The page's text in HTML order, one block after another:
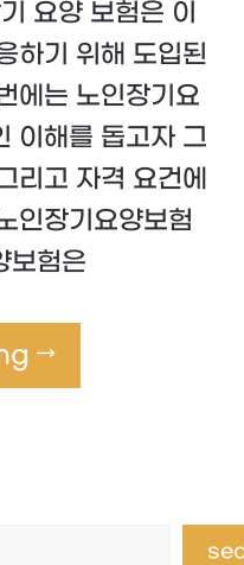
요양 보험은 이
하기 위해 도입된
에는 노인장기요
이해를 돕고자 그
리고 자격 요건에
인장기요양보험
보험은
→